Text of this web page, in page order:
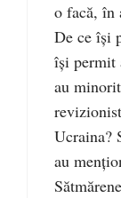
o facă, în
De ce îşi
îşi permit
au
Ucraina?
au